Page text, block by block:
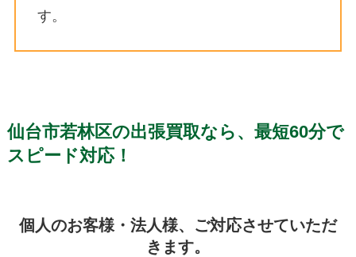
す。
仙台市若林区の出張買取なら、最短60分で
スピード対応！
個人のお客様・法人様、ご対応させていただ
きます。